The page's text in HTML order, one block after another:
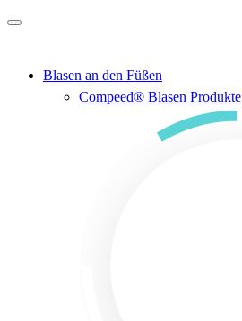
Zum Hauptinhalt springen
Blasen an den Füßen
Compeed® Blasen Produkte